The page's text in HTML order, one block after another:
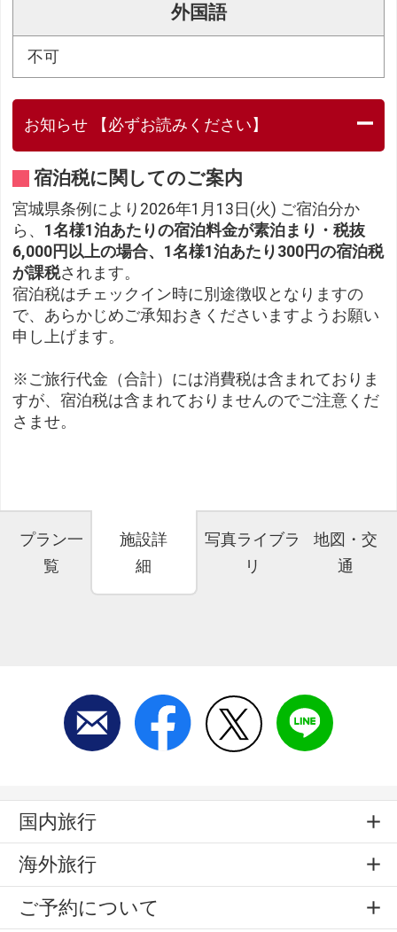
外国語
不可
お知らせ 【必ずお読みください】
宿泊税に関してのご案内
宮城県条例により2026年1月13日(火) ご宿泊分か
ら、 1名様1泊あたりの宿泊料金が素泊まり・税抜
6,000円以上の場合、1名様1泊あたり300円の宿泊税
が課税されます。
宿泊税はチェックイン時に別途徴収となりますの
で、あらかじめご承知おきくださいますようお願い
申し上げます。
※ご旅行代金（合計）には消費税は含まれておりま
すが、宿泊税は含まれておりませんのでご注意くだ
さませ。
プラン一
覧
施設詳
細
写真ライブラ
リ
地図・交
通
国内旅行
海外旅行
ご予約について